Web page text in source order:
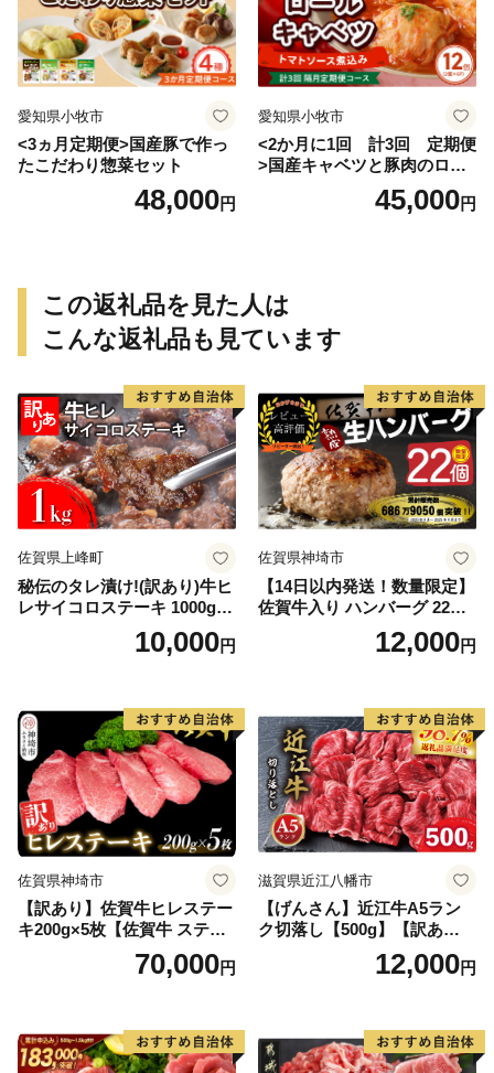
愛知県小牧市
<3ヵ月定期便>国産豚で作っ
たこだわり惣菜セット
48,000円
愛知県小牧市
<2か月に1回 計3回 定期便
>国産キャベツと豚肉のロー
ルキャベツ（6P入り）
45,000円
この返礼品を見た人は
こんな返礼品も見ています
佐賀県上峰町
秘伝のタレ漬け!(訳あり)牛ヒ
レサイコロステーキ 1000g
10,000円
佐賀県神埼市
【14日以内発送！数量限定】
佐賀牛入り ハンバーグ 22個
2.6kg(120g×22個)【佐賀牛
黒毛和牛 ブランド牛 九州 ハ
気】(H083106)
12,000円
佐賀県神埼市
【訳あり】佐賀牛ヒレステー
キ200g×5枚【佐賀牛 ステー
キ ブランド肉 ヒレ肉 フィレ
肉 ジューシー ヘルシー】(H0
70,000円
滋賀県近江八幡市
【げんさん】近江牛A5ラン
ク切落し【500g】【訳あり】
12,000円